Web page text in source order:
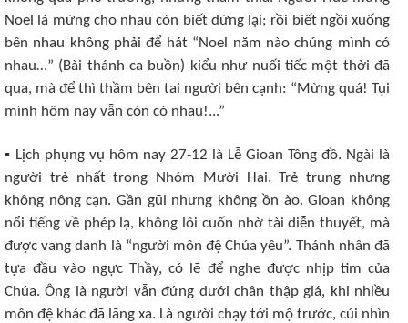
Noel là mừng cho nhau còn biết dừng lại; rồi biết ngồi xuống
bên nhau không phải để hát “Noel năm nào chúng mình có
nhau…” (Bài thánh ca buồn) kiểu như nuối tiếc một thời đã
qua, mà để thì thầm bên tai người bên cạnh: “Mừng quá! Tụi
mình hôm nay vẫn còn có nhau!...”
▪ Lịch phụng vụ hôm nay 27-12 là Lễ Gioan Tông đồ. Ngài là
người trẻ nhất trong Nhóm Mười Hai. Trẻ trung nhưng
không nông cạn. Gần gũi nhưng không ồn ào. Gioan không
nổi tiếng về phép lạ, không lôi cuốn nhờ tài diễn thuyết, mà
được vang danh là “người môn đệ Chúa yêu”. Thánh nhân đã
tựa đầu vào ngực Thầy, có lẽ để nghe được nhịp tim của
Chúa. Ông là người vẫn đứng dưới chân thập giá, khi nhiều
môn đệ khác đã lãng xa. Là người chạy tới mộ trước, cúi nhìn